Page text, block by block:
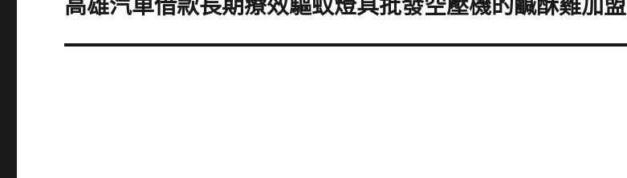
篇
高雄汽車借款長期療效驅蚊燈具批發空壓機的鹹酥雞加盟